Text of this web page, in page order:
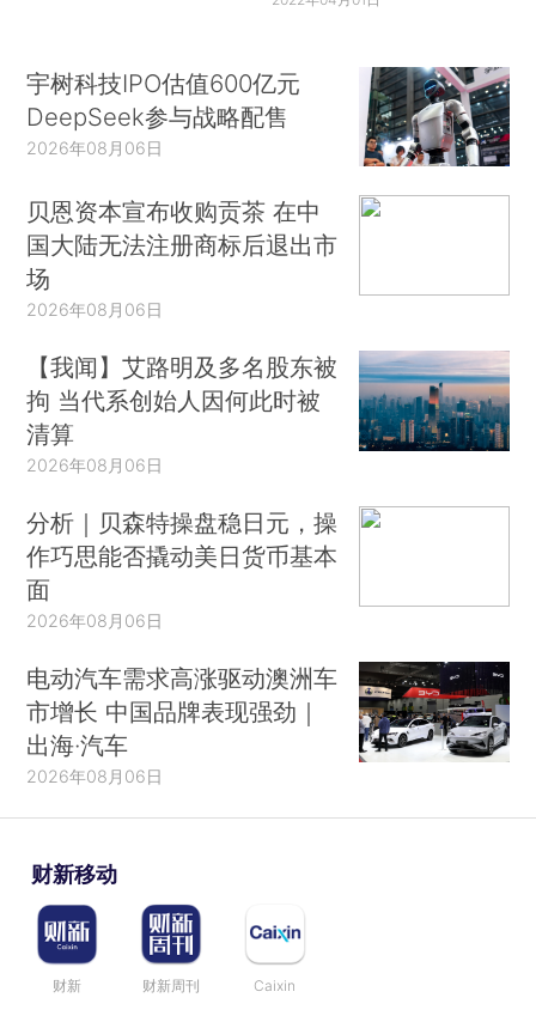
宇树科技IPO估值600亿元
DeepSeek参与战略配售
2026年08月06日
贝恩资本宣布收购贡茶 在中
国大陆无法注册商标后退出市
场
2026年08月06日
【我闻】艾路明及多名股东被
拘 当代系创始人因何此时被
清算
2026年08月06日
分析｜贝森特操盘稳日元，操
作巧思能否撬动美日货币基本
面
2026年08月06日
电动汽车需求高涨驱动澳洲车
市增长 中国品牌表现强劲｜
出海·汽车
2026年08月06日
财新移动
财新 财新周刊 Caixin